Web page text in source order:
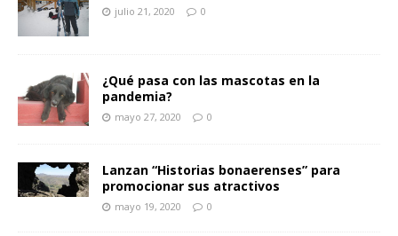
julio 21, 2020 0
¿Qué pasa con las mascotas en la
pandemia?
mayo 27, 2020 0
Lanzan “Historias bonaerenses” para
promocionar sus atractivos
mayo 19, 2020 0